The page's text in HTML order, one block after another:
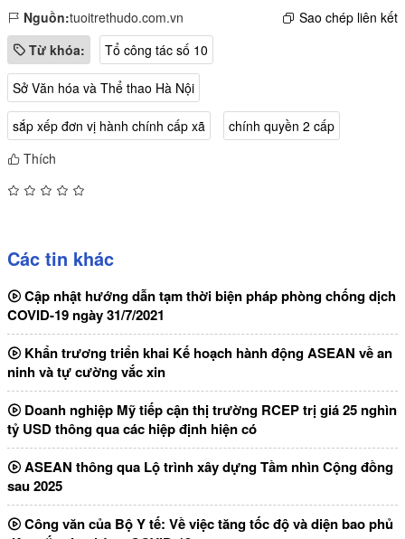
Nguồn:tuoitrethudo.com.vn
Sao chép liên kết
Từ khóa:
Tổ công tác số 10
Sở Văn hóa và Thể thao Hà Nội
sắp xếp đơn vị hành chính cấp xã
chính quyền 2 cấp
Thích
Các tin khác
Cập nhật hướng dẫn tạm thời biện pháp phòng chống dịch
COVID-19 ngày 31/7/2021
Khẩn trương triển khai Kế hoạch hành động ASEAN về an
ninh và tự cường vắc xin
Doanh nghiệp Mỹ tiếp cận thị trường RCEP trị giá 25 nghìn
tỷ USD thông qua các hiệp định hiện có
ASEAN thông qua Lộ trình xây dựng Tầm nhìn Cộng đồng
sau 2025
Công văn của Bộ Y tế: Về việc tăng tốc độ và diện bao phủ